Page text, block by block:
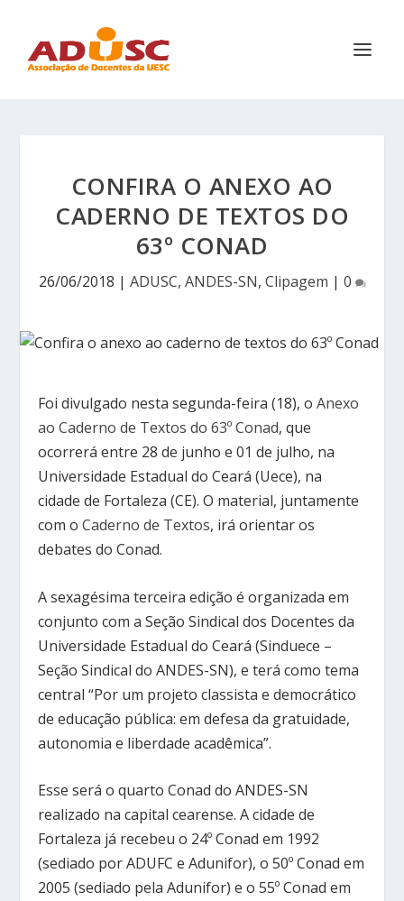
CONFIRA O ANEXO AO
CADERNO DE TEXTOS DO
63º CONAD
26/06/2018 | ADUSC, ANDES-SN, Clipagem | 0
Foi divulgado nesta segunda-feira (18), oAnexo
ao Caderno de Textos do 63º Conad, que
ocorrerá entre 28 de junho e 01 de julho, na
Universidade Estadual do Ceará (Uece), na
cidade de Fortaleza (CE). O material, juntamente
com oCaderno de Textos, irá orientar os
debates do Conad.
A sexagésima terceira edição é organizada em
conjunto com a Seção Sindical dos Docentes da
Universidade Estadual do Ceará (Sinduece –
Seção Sindical do ANDES-SN), e terá como tema
central “Por um projeto classista e democrático
de educação pública: em defesa da gratuidade,
autonomia e liberdade acadêmica”.
Esse será o quarto Conad do ANDES-SN
realizado na capital cearense. A cidade de
Fortaleza já recebeu o 24º Conad em 1992
(sediado por ADUFC e Adunifor), o 50º Conad em
2005 (sediado pela Adunifor) e o 55º Conad em